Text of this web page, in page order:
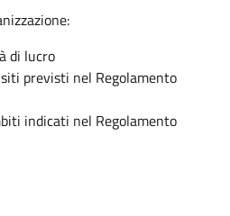
di lucro
previsti nel Regolamento
indicati nel Regolamento